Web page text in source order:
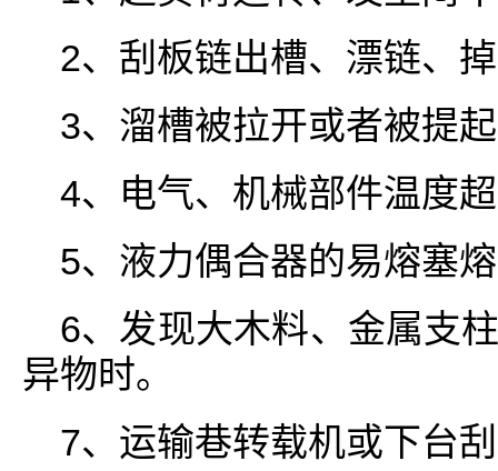
2、刮板链出槽、漂链、
3、溜槽被拉开或者被提
4、电气、机械部件温度
5、液力偶合器的易熔塞
6、发现大木料、金属支
异物时。
7、运输巷转载机或下台